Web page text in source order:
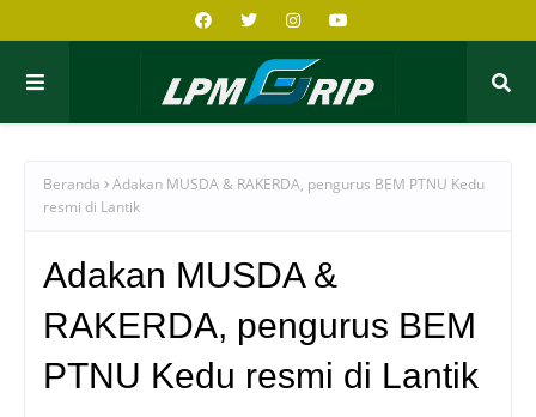
Beranda
Adakan MUSDA & RAKERDA, pengurus BEM PTNU Kedu
resmi di Lantik
Adakan MUSDA &
RAKERDA, pengurus BEM
PTNU Kedu resmi di Lantik